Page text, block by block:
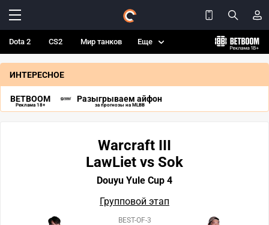
Dota 2 CS2 Мир танков Еще
ИНТЕРЕСНОЕ
BETBOOM
Реклама 18+
Разыгрываем айфон
за прогнозы на MLBB
Warcraft III
LawLiet vs Sok
Douyu Yule Cup 4
Групповой этап
BEST-OF-3